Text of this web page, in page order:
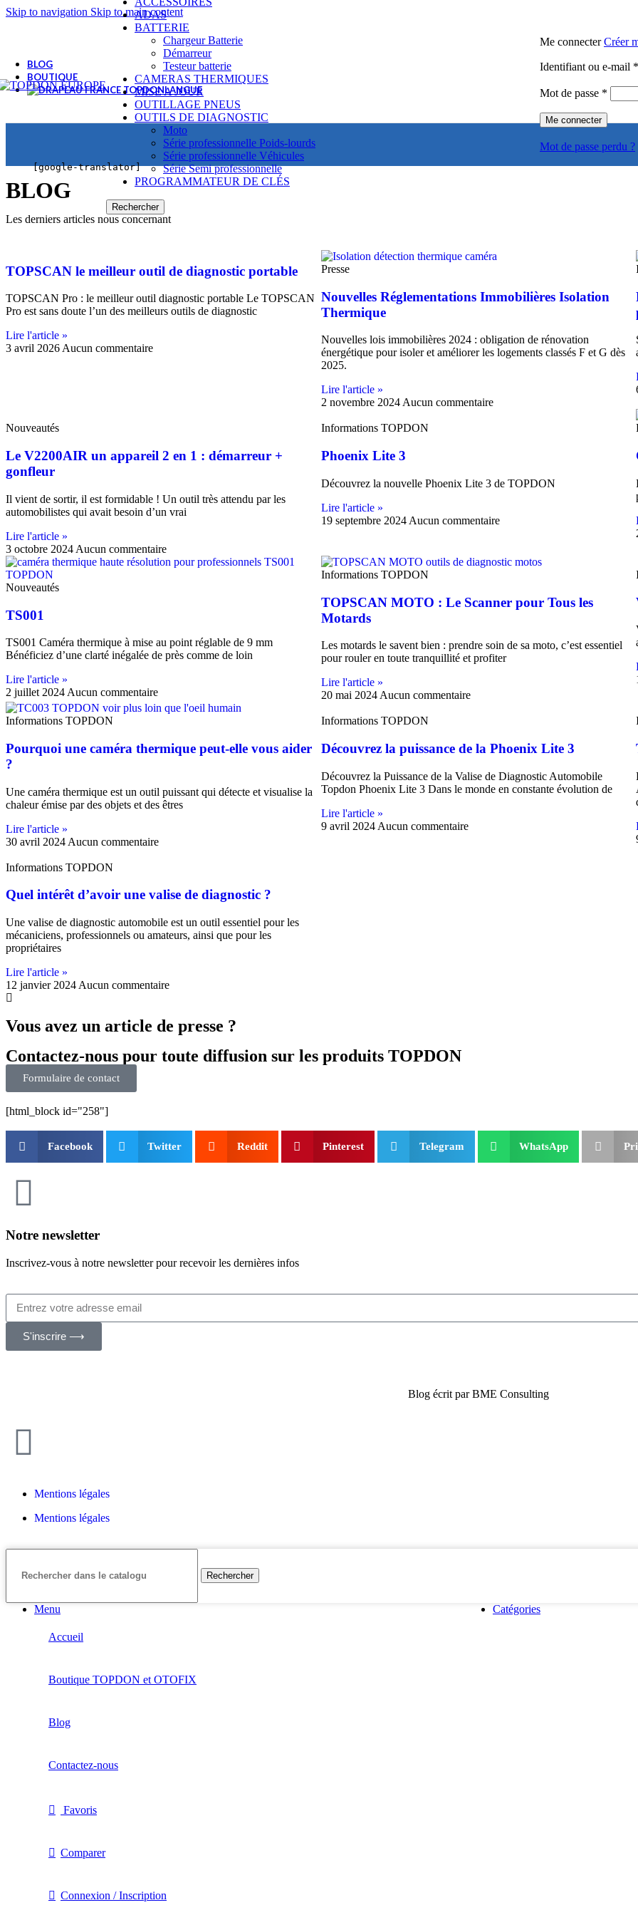
Skip to navigation Skip to main content
ADAS
BATTERIE
Chargeur Batterie
Démarreur
Testeur batterie
CAMERAS THERMIQUES
MISE A JOUR
OUTILLAGE PNEUS
OUTILS DE DIAGNOSTIC
Moto
Série professionnelle Poids-lourds
Série professionnelle Véhicules
Série Semi professionnelle
PROGRAMMATEUR DE CLÉS
Rechercher
Me connecterCréer
Identifiant ou e-mail *
Mot de passe *
Me connecter
Mot de passe perdu ?
BLOG
BOUTIQUE
LANGUE
[google-translator]
BLOG
Les derniers articles nous concernant
TOPSCAN le meilleur outil de diagnostic portable
TOPSCAN Pro : le meilleur outil diagnostic portable Le TOPSCAN
Pro est sans doute l’un des meilleurs outils de diagnostic
Lire l'article »
3 avril 2026Aucun commentaire
Presse
Nouvelles Réglementations Immobilières Isolation
Thermique
Nouvelles lois immobilières 2024 : obligation de rénovation
énergétique pour isoler et améliorer les logements classés F et G dès
2025.
Lire l'article »
2 novembre 2024Aucun commentaire
Nouveautés
Le V2200AIR un appareil 2 en 1 : démarreur +
gonfleur
Il vient de sortir, il est formidable ! Un outil très attendu par les
automobilistes qui avait besoin d’un vrai
Lire l'article »
3 octobre 2024 Aucun commentaire
Informations TOPDON
Phoenix Lite 3
Découvrez la nouvelle Phoenix Lite 3 de TOPDON
Lire l'article »
19 septembre 2024 Aucun commentaire
Nouveautés
TS001
TS001 Caméra thermique à mise au point réglable de 9 mm
Bénéficiez d’une clarté inégalée de près comme de loin
Lire l'article »
2 juillet 2024 Aucun commentaire
Informations TOPDON
TOPSCAN MOTO : Le Scanner pour Tous les
Motards
Les motards le savent bien : prendre soin de sa moto, c’est essentiel
pour rouler en toute tranquillité et profiter
Lire l'article »
20 mai 2024 Aucun commentaire
Informations TOPDON
Pourquoi une caméra thermique peut-elle vous aider
?
Une caméra thermique est un outil puissant qui détecte et visualise la
chaleur émise par des objets et des êtres
Lire l'article »
30 avril 2024 Aucun commentaire
Informations TOPDON
Découvrez la puissance de la Phoenix Lite 3
Découvrez la Puissance de la Valise de Diagnostic Automobile
Topdon Phoenix Lite 3 Dans le monde en constante évolution de
Lire l'article »
9 avril 2024 Aucun commentaire
Informations TOPDON
Quel intérêt d’avoir une valise de diagnostic ?
Une valise de diagnostic automobile est un outil essentiel pour les
mécaniciens, professionnels ou amateurs, ainsi que pour les
propriétaires
Lire l'article »
12 janvier 2024 Aucun commentaire
Vous avez un article de presse ?
Contactez-nous pour toute diffusion sur les produits TOPDON
Formulaire de contact
[html_block id="258"]
Facebook Twitter Reddit Pinterest Telegram WhatsApp
Notre newsletter
Inscrivez-vous à notre newsletter pour recevoir les dernières infos
S'inscrire ⟶
Blog écrit par BME Consulting
Mentions légales
Mentions légales
Rechercher
Menu Catégories
Accueil
Boutique TOPDON et OTOFIX
Blog
Contactez-nous
Favoris
Comparer
Connexion / Inscription